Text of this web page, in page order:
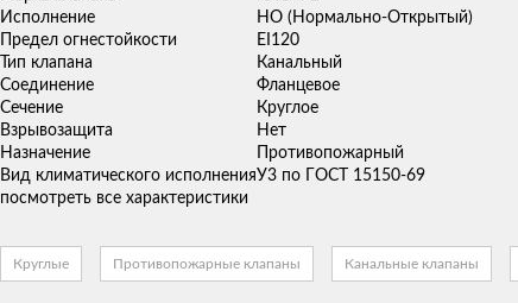
Исполнение
НО (Нормально-Открытый)
Предел огнестойкости
ЕI120
Тип клапана
Канальный
Соединение
Фланцевое
Сечение
Круглое
Взрывозащита
Нет
Назначение
Противопожарный
Вид климатического исполненияУ3 по ГОСТ 15150-69
посмотреть все характеристики
Круглые Противопожарные клапаны Канальные клапаны